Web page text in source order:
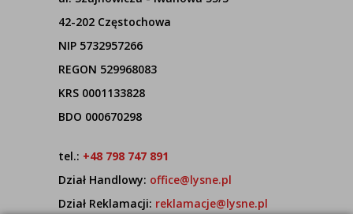
42-202 Częstochowa
NIP 5732957266
REGON 529968083
KRS 0001133828
BDO 000670298
tel.: +48 798 747 891
Dział Handlowy: office@lysne.pl
Dział Reklamacji: reklamacje@lysne.pl